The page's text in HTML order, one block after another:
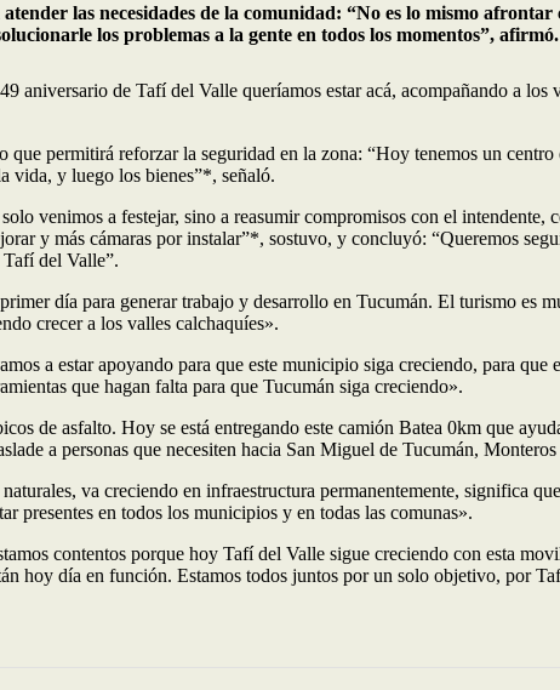
las necesidades de la comunidad: “No es lo mismo
los problemas a la gente en todos los momentos”, afirmó.
de Tafí del Valle queríamos estar acá, acompañando a
permitirá reforzar la seguridad en la zona: “Hoy tenemos un
vida, y luego los bienes”*, señaló.
venimos a festejar, sino a reasumir compromisos con el intendente,
y más cámaras por instalar”*, sostuvo, y concluyó: “Queremos
del Valle”.
día para generar trabajo y desarrollo en Tucumán. El turismo es
crecer a los valles calchaquíes».
a estar apoyando para que este municipio siga creciendo, para que
que hagan falta para que Tucumán siga creciendo».
de asfalto. Hoy se está entregando este camión Batea 0km que
a personas que necesiten hacia San Miguel de Tucumán,
va creciendo en infraestructura permanentemente, significa
presentes en todos los municipios y en todas las comunas».
contentos porque hoy Tafí del Valle sigue creciendo con esta
hoy día en función. Estamos todos juntos por un solo objetivo, por